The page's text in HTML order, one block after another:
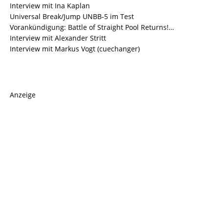
Interview mit Ina Kaplan
Universal Break/Jump UNBB-5 im Test
Vorankündigung: Battle of Straight Pool Returns!…
Interview mit Alexander Stritt
Interview mit Markus Vogt (cuechanger)
Anzeige